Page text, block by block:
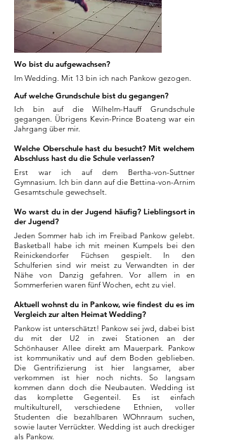
Wo bist du aufgewachsen?
Im Wedding. Mit 13 bin ich nach Pankow gezogen.
Auf welche Grundschule bist du gegangen?
Ich bin auf die Wilhelm-Hauff Grundschule
gegangen. Übrigens Kevin-Prince Boateng war ein
Jahrgang über mir.
Welche Oberschule hast du besucht? Mit welchem
Abschluss hast du die Schule verlassen?
Erst war ich auf dem Bertha-von-Suttner
Gymnasium. Ich bin dann auf die Bettina-von-Arnim
Gesamtschule gewechselt.
Wo warst du in der Jugend häufig? Lieblingsort in
der Jugend?
Jeden Sommer hab ich im Freibad Pankow gelebt.
Basketball habe ich mit meinen Kumpels bei den
Reinickendorfer Füchsen gespielt. In den
Schulferien sind wir meist zu Verwandten in der
Nähe von Danzig gefahren. Vor allem in en
Sommerferien waren fünf Wochen, echt zu viel.
Aktuell wohnst du in Pankow, wie findest du es im
Vergleich zur alten Heimat Wedding?
Pankow ist unterschätzt! Pankow sei jwd, dabei bist
du mit der U2 in zwei Stationen an der
Schönhauser Allee direkt am Mauerpark. Pankow
ist kommunikativ und auf dem Boden geblieben.
Die Gentrifizierung ist hier langsamer, aber
verkommen ist hier noch nichts. So langsam
kommen dann doch die Neubauten. Wedding ist
das komplette Gegenteil. Es ist einfach
multikulturell, verschiedene Ethnien, voller
Studenten die bezahlbaren WOhnraum suchen,
sowie lauter Verrückter. Wedding ist auch dreckiger
als Pankow.